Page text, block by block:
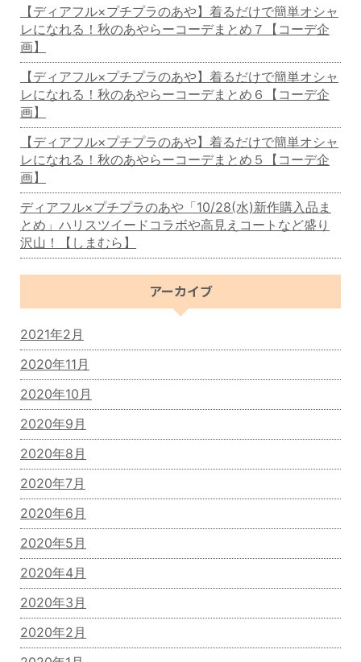
【ディアフル×プチプラのあや】着るだけで簡単オシャ
レになれる！秋のあやらーコーデまとめ７【コーデ企
画】
【ディアフル×プチプラのあや】着るだけで簡単オシャ
レになれる！秋のあやらーコーデまとめ６【コーデ企
画】
【ディアフル×プチプラのあや】着るだけで簡単オシャ
レになれる！秋のあやらーコーデまとめ５【コーデ企
画】
ディアフル×プチプラのあや「10/28(水)新作購入品ま
とめ」ハリスツイードコラボや高見えコートなど盛り
沢山！【しまむら】
アーカイブ
2021年2月
2020年11月
2020年10月
2020年9月
2020年8月
2020年7月
2020年6月
2020年5月
2020年4月
2020年3月
2020年2月